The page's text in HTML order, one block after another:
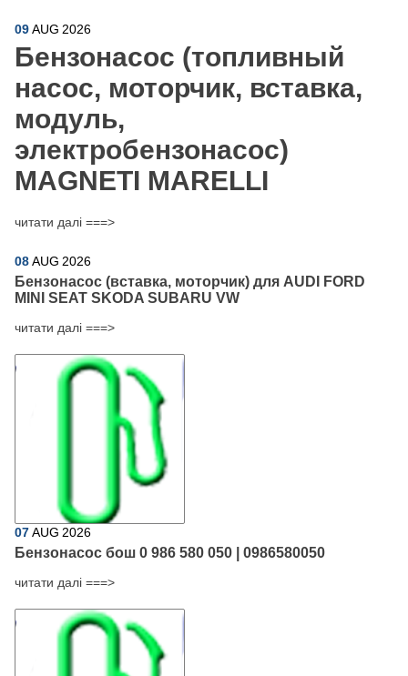
09AUG 2026
Бензонасос (топливный
насос, моторчик, вставка,
модуль,
электробензонасос)
MAGNETI MARELLI
читати далі ===>
08AUG 2026
Бензонасос (вставка, моторчик) для AUDI FORD
MINI SEAT SKODA SUBARU VW
читати далі ===>
07AUG 2026
Бензонасос бош 0 986 580 050 | 0986580050
читати далі ===>